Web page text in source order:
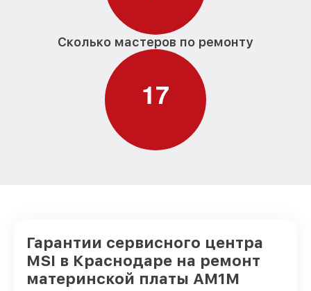
Сколько мастеров по ремонту
17
Гарантии сервисного центра
MSI в Краснодаре на ремонт
материнской платы AM1M